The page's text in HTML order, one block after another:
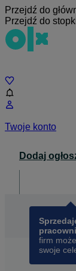
Przejdź do
Przejdź do
Twoje konto
Dodaj
firm
swoje